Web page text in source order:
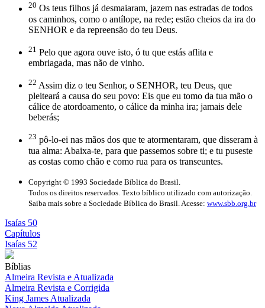
20 Os teus filhos já desmaiaram, jazem nas estradas de todos
os caminhos, como o antílope, na rede; estão cheios da ira do
SENHOR e da repreensão do teu Deus.
21 Pelo que agora ouve isto, ó tu que estás aflita e
embriagada, mas não de vinho.
22 Assim diz o teu Senhor, o SENHOR, teu Deus, que
pleiteará a causa do seu povo: Eis que eu tomo da tua mão o
cálice de atordoamento, o cálice da minha ira; jamais dele
beberás;
23 pô-lo-ei nas mãos dos que te atormentaram, que disseram à
tua alma: Abaixa-te, para que passemos sobre ti; e tu puseste
as costas como chão e como rua para os transeuntes.
Copyright © 1993 Sociedade Bíblica do Brasil.
Todos os direitos reservados. Texto bíblico utilizado com autorização.
Saiba mais sobre a Sociedade Bíblica do Brasil. Acesse: www.sbb.org.br
Isaías 50
Capítulos
Isaías 52
Bíblias
Almeira Revista e Atualizada
Almeira Revista e Corrigida
King James Atualizada